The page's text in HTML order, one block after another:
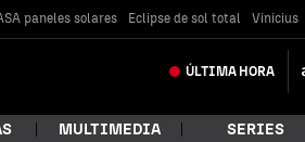
paneles solares Eclipse de sol total Vinicius
ÚLTIMA HORA
MULTIMEDIA SERIES